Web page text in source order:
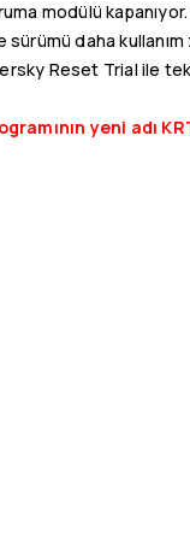
modülü kapanıyor.
daha kullanım
Reset Trial ile
yeni adı